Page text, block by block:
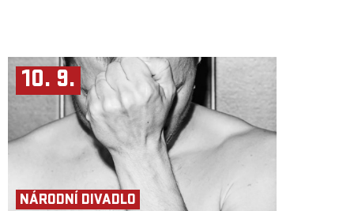
10. 9.
NÁRODNÍ DIVADLO